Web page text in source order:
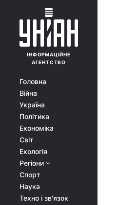
ІНФОРМАЦІЙНЕ
АГЕНТСТВО
Головна
Війна
Україна
Політика
Економіка
Світ
Екологія
Регіони
Спорт
Наука
Техно і зв'язок